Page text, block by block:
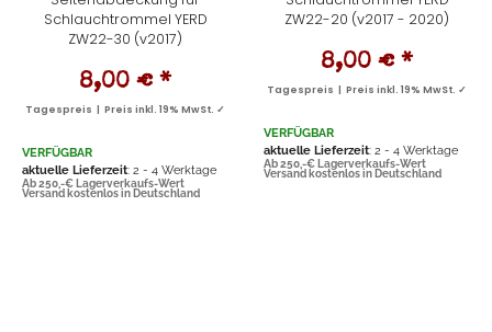
Schlauchtrommel YERD
ZW22-30 (v2017)
8,00 € *
Tagespreis | Preis inkl. 19% MwSt. ✓
VERFÜGBAR
aktuelle Lieferzeit: 2 - 4 Werktage
Ab 250,-€ Lagerverkaufs-Wert
Versand kostenlos in Deutschland
ZW22-20 (v2017 - 2020)
8,00 € *
Tagespreis | Preis inkl. 19% MwSt. ✓
VERFÜGBAR
aktuelle Lieferzeit: 2 - 4 Werktage
Ab 250,-€ Lagerverkaufs-Wert
Versand kostenlos in Deutschland